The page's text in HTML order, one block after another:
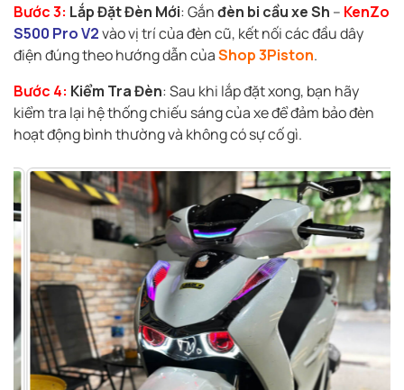
Bước 3: Lắp Đặt Đèn Mới: Gắnđèn bi cầu xe Sh – KenZo
S500 Pro V2vào vị trí của đèn cũ, kết nối các đầu dây
điện đúng theo hướng dẫn củaShop 3Piston.
Bước 4: Kiểm Tra Đèn: Sau khi lắp đặt xong, bạn hãy
kiểm tra lại hệ thống chiếu sáng của xe để đảm bảo đèn
hoạt động bình thường và không có sự cố gì.